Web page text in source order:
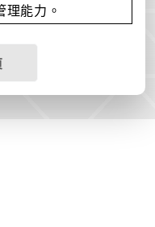
理能力。